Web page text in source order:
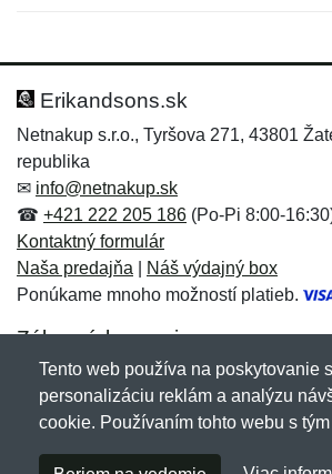
Hodnotenie:
Meno:*
E-mail:
Správa*
Meno:
E-mail:*
Správa*
Erikandsons.sk
Netnakup s.r.o., Tyršova 271, 43801
republika
✉ info@netnakup.sk
☎ +421 222 205 186 (Po-Pi 8:00-
Kontaktný formulár
Naša predajňa
Náš výdajný box
Ponúkame mnoho možností platieb.
Zákaznícky servis
Novinky emailom
Copyright © 2007-2026 (19 rokov s
Tento web používa na poskytovanie
personalizáciu reklám a analýzu
cookie. Používaním tohto webu s